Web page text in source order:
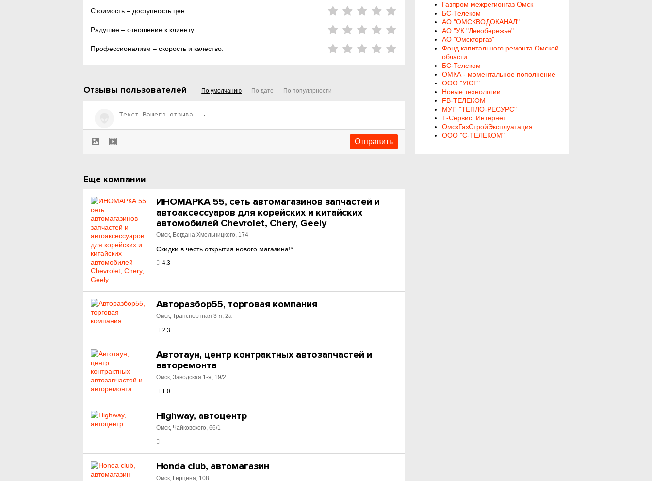
Стоимость – доступность цен:
Радушие – отношение к клиенту:
Профессионализм – скорость и качество:
Отзывы пользователей По умолчанию По дате По популярности
Еще компании
ИНОМАРКА 55, сеть автомагазинов запчастей и
автоаксессуаров для корейских и китайских
автомобилей Chevrolet, Chery, Geely
Омск, Богдана Хмельницкого, 174
Скидки в честь открытия нового магазина!*
4.3
Авторазбор55, торговая компания
Омск, Транспортная 3-я, 2а
2.3
Автотаун, центр контрактных автозапчастей и
авторемонта
Омск, Заводская 1-я, 19/2
1.0
Highway, автоцентр
Омск, Чайковского, 66/1
Honda club, автомагазин
Омск, Герцена, 108
Газпром межрегионгаз Омск
БС-Телеком
АО "ОМСКВОДОКАНАЛ"
АО "УК "Левобережье"
АО "Омскгоргаз"
Фонд капитального ремонта Омской
области
БС-Телеком
ОМКА - моментальное пополнение
ООО "УЮТ"
Новые технологии
FB-ТЕЛЕКОМ
МУП "ТЕПЛО-РЕСУРС"
Т-Сервис, Интернет
ОмскГазСтройЭксплуатация
ООО "С-ТЕЛЕКОМ"